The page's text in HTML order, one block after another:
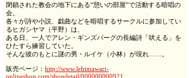
閉鎖された教会の地下にある“憩いの部屋”で活動する暗唱の
会。
各々が詩や小説、戯曲などを暗唱するサークルに参加してい
るヒガシヤマ（平野）は、
ある日、一人でアレン・ギンズバーグの長編詩「吠える」を
ひたすら練習していた。
そんな彼のもとに謎の男・ルイケ（小林）が現れ……。
販売ページ： http://www.lehimawari-
onlineshop.com/shopdetail/000000000921